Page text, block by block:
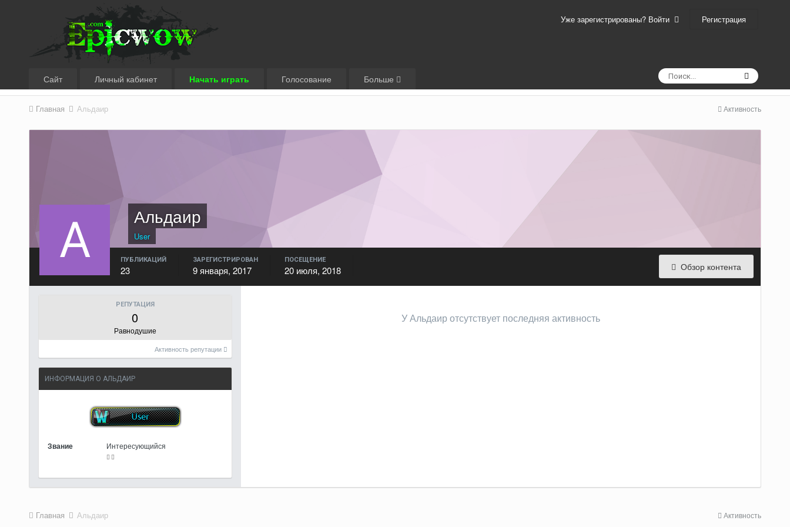
Уже зарегистрированы? Войти Регистрация
Сайт Личный кабинет Начать играть Голосование Больше
Активность
Главная Альдаир
Альдаир
User
Обзор контента
ПУБЛИКАЦИЙ
23
ЗАРЕГИСТРИРОВАН
9 января, 2017
ПОСЕЩЕНИЕ
20 июля, 2018
РЕПУТАЦИЯ
0
Равнодушие
Активность репутации
ИНФОРМАЦИЯ О АЛЬДАИР
Звание Интересующийся
У Альдаир отсутствует последняя активность
Активность
Главная Альдаир